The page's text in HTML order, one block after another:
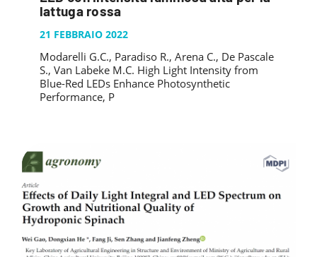
SYSMAN PROGETTI & SERVIZI SRL
TASK 3.6
TASK 3.7
TASK 3.8
TASK 3.9
PUBBLICAZIONI
ARTICOLO DELLA SETTIMANA
TESI DI LAUREA
GALLERY
FOTO GALLERY
VIDEO GALLERY
CONTATTI
lattuga rossa
21 FEBBRAIO 2022
Modarelli G.C., Paradiso R., Arena C., De Pascale
S., Van Labeke M.C. High Light Intensity from
Blue-Red LEDs Enhance Photosynthetic
Performance, P